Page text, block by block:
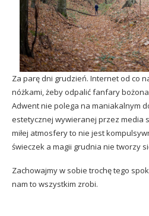
Za parę dni grudzień. Internet od co
nóżkami, żeby odpalić fanfary
Adwent nie polega na maniakalnym
estetycznej wywieranej przez media
miłej atmosfery to nie jest
świeczek a magii grudnia nie tworzy
Zachowajmy w sobie trochę tego
nam to wszystkim zrobi.